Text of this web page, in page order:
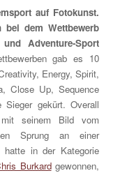
auf Fotokunst.
bei dem Wettbewerb
Adventure-Sport
gab es 10
Energy, Spirit,
Close Up, Sequence
gekürt. Overall
seinem Bild vom
Sprung an einer
hatte in der Kategorie
Burkardgewonnen,